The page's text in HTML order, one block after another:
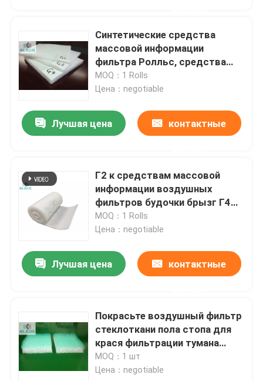
Синтетические средства
массовой информации
фильтра Ролльс, средства
массовой информации
воздушного фильтра с
MOQ：1 Rolls
Цена：negotiable
Лучшая цена контактные
Г2 к средствам массовой
информации воздушных
фильтров будочки брызг Г4
свертывают волокно 100%
полиэстер синтетическое
MOQ：1 Rolls
Цена：negotiable
Лучшая цена контактные
Покрасьте воздушный фильтр
стеклоткани пола стопа для
крася фильтрации тумана
краски будочки
MOQ：1 шт
Цена：negotiable